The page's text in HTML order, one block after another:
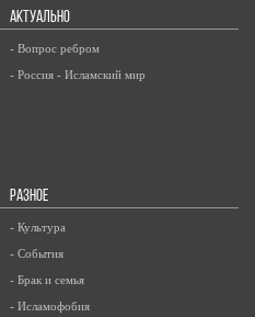
АКТУАЛЬНО
- Вопрос ребром
- Россия - Исламский мир
РАЗНОЕ
- Культура
- События
- Брак и семья
- Исламофобия